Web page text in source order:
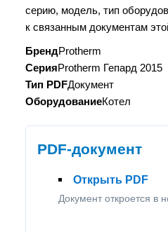
серию, модель, тип
к связанным документам
БрендProtherm
СерияProtherm Гепард 2015
Тип PDFДокумент
ОборудованиеКотел
PDF-документ
Открыть PDF
Документ откроется в